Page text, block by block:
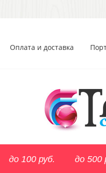
Оплата и доставка
до 100 руб. до 500